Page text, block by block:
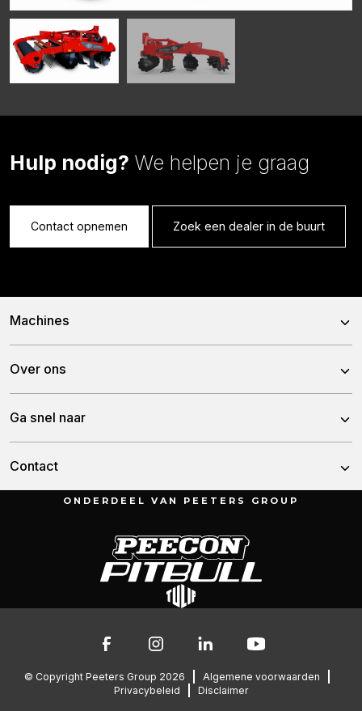
Hulp nodig? We helpen je graag
Contact opnemen Zoek een dealer in de buurt
Machines
Tandeggen
Woelers
Kunstmeststrooiers
Over ons
Historie
Ga snel naar
Overzicht Lely lijsten
Contact
Munnikenheiweg 47
076 – 504 6666
info@peetersgroup.com
ONDERDEEL VAN PEETERS GROUP
© Copyright Peeters Group 2026
Algemene voorwaarden
Privacybeleid
Disclaimer